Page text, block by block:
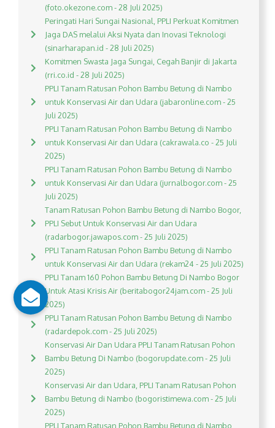
(foto.okezone.com - 28 Juli 2025)
Peringati Hari Sungai Nasional, PPLI Perkuat Komitmen
Jaga DAS melalui Aksi Nyata dan Inovasi Teknologi
(sinarharapan.id - 28 Juli 2025)
Komitmen Swasta Jaga Sungai, Cegah Banjir di Jakarta
(rri.co.id - 28 Juli 2025)
PPLI Tanam Ratusan Pohon Bambu Betung di Nambo
untuk Konservasi Air dan Udara (jabaronline.com - 25
Juli 2025)
PPLI Tanam Ratusan Pohon Bambu Betung di Nambo
untuk Konservasi Air dan Udara (cakrawala.co - 25 Juli
2025)
PPLI Tanam Ratusan Pohon Bambu Betung di Nambo
untuk Konservasi Air dan Udara (jurnalbogor.com - 25
Juli 2025)
Tanam Ratusan Pohon Bambu Betung di Nambo Bogor,
PPLI Sebut Untuk Konservasi Air dan Udara
(radarbogor.jawapos.com - 25 Juli 2025)
PPLI Tanam Ratusan Pohon Bambu Betung di Nambo
untuk Konservasi Air dan Udara (rekam24 - 25 Juli 2025)
PPLI Tanam 160 Pohon Bambu Betung Di Nambo Bogor
Untuk Atasi Krisis Air (beritabogor24jam.com - 25 Juli
2025)
PPLI Tanam Ratusan Pohon Bambu Betung di Nambo
(radardepok.com - 25 Juli 2025)
Konservasi Air Dan Udara PPLI Tanam Ratusan Pohon
Bambu Betung Di Nambo (bogorupdate.com - 25 Juli
2025)
Konservasi Air dan Udara, PPLI Tanam Ratusan Pohon
Bambu Betung di Nambo (bogoristimewa.com - 25 Juli
2025)
PPLI Tanam Ratusan Pohon Bambu Betung di Nambo